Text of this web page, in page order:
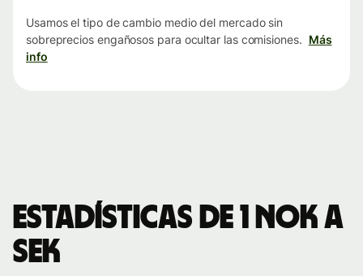
Usamos el tipo de cambio medio del mercado sin
sobreprecios engañosos para ocultar las comisiones. Más
info
Estadísticas de 1 NOK a
SEK